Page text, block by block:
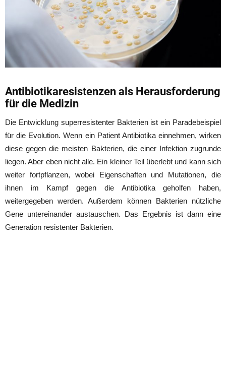
Antibiotikaresistenzen als Herausforderung
für die Medizin
Die Entwicklung superresistenter Bakterien ist ein Paradebeispiel
für die Evolution. Wenn ein Patient Antibiotika einnehmen, wirken
diese gegen die meisten Bakterien, die einer Infektion zugrunde
liegen. Aber eben nicht alle. Ein kleiner Teil überlebt und kann sich
weiter fortpflanzen, wobei Eigenschaften und Mutationen, die
ihnen im Kampf gegen die Antibiotika geholfen haben,
weitergegeben werden. Außerdem können Bakterien nützliche
Gene untereinander austauschen. Das Ergebnis ist dann eine
Generation resistenter Bakterien.